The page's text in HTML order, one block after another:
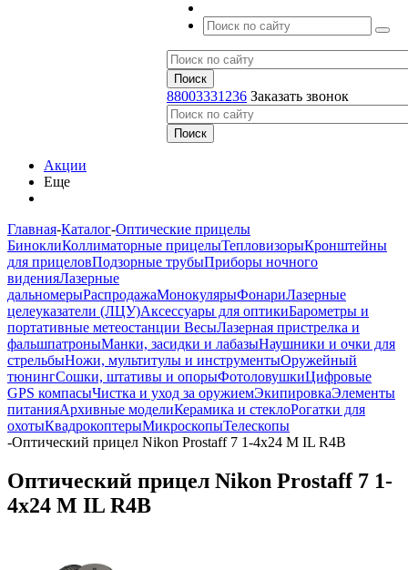
88003331236 Заказать звонок
Акции
Еще
Главная-Каталог-Оптические прицелы
БиноклиКоллиматорные прицелыТепловизорыКронштейны
для прицеловПодзорные трубыПриборы ночного
виденияЛазерные
дальномерыРаспродажаМонокулярыФонариЛазерные
целеуказатели (ЛЦУ)Аксессуары для оптикиБарометры и
портативные метеостанции ВесыЛазерная пристрелка и
фальшпатроныМанки, засидки и лабазыНаушники и очки для
стрельбыНожи, мультитулы и инструментыОружейный
тюнингСошки, штативы и опорыФотоловушкиЦифровые
GPS компасыЧистка и уход за оружиемЭкипировкаЭлементы
питанияАрхивные моделиКерамика и стеклоРогатки для
охотыКвадрокоптерыМикроскопыТелескопы
-Оптический прицел Nikon Prostaff 7 1-4x24 M IL R4B
Оптический прицел Nikon Prostaff 7 1-
4x24 M IL R4B